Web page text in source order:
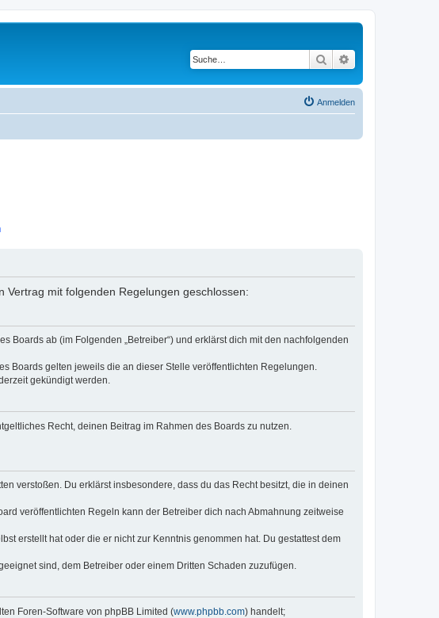
Suche
Anmelden
Vertrag mit folgenden Regelungen geschlossen:
Boards ab (im Folgenden „Betreiber“) und erklärst dich mit den nachfolgenden
Boards gelten jeweils die an dieser Stelle veröffentlichten Regelungen.
gekündigt werden.
Recht, deinen Beitrag im Rahmen des Boards zu nutzen.
verstoßen. Du erklärst insbesondere, dass du das Recht besitzt, die in deinen
veröffentlichten Regeln kann der Betreiber dich nach Abmahnung zeitweise
erstellt hat oder die er nicht zur Kenntnis genommen hat. Du gestattest dem
sind, dem Betreiber oder einem Dritten Schaden zuzufügen.
Foren-Software von phpBB Limited (www.phpbb.com) handelt;